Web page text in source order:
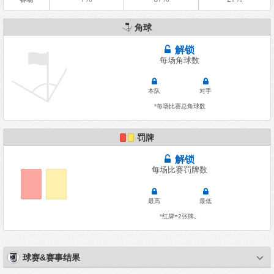
角球
解锁
每场角球数
本队 对手
*每场比赛总角球数
罚牌
解锁
每场比赛罚牌数
最高 最低
*红牌=2张牌。
球赛&赛事结果